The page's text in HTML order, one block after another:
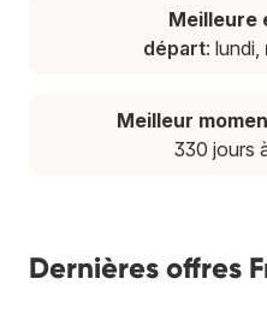
Meilleure
départ: lundi,
Meilleur
330 jours
Dernières offres